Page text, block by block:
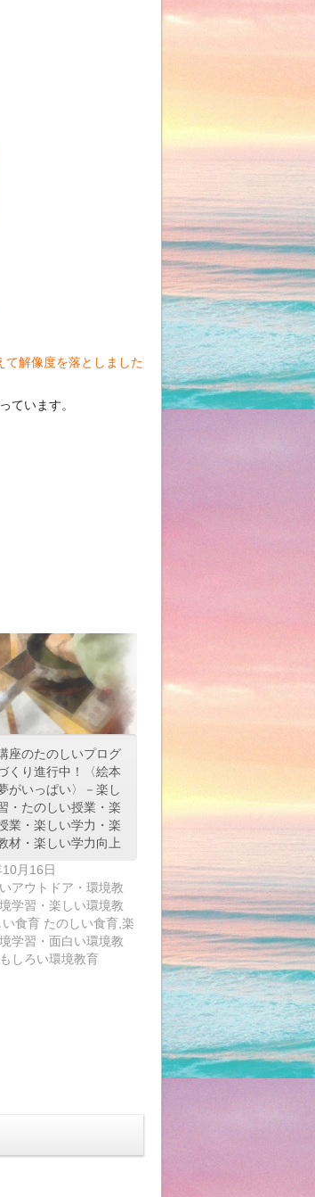
て解像度を落としました
ています。
座のたのしいプログ
くり進行中！〈絵本
がいっぱい〉－楽し
・たのしい授業・楽
業・楽しい学力・楽
材・楽しい学力向上
月16日
アウトドア・環境教
学習・楽しい環境教
食育 たのしい食育,楽
学習・面白い環境教
しろい環境教育